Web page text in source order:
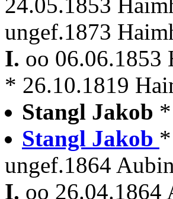
ungef.1873
I. oo 06.06.1853
* 26.10.1819
Stangl Jakob
Stangl Jakob
ungef.1864
I. oo 26.04.1864